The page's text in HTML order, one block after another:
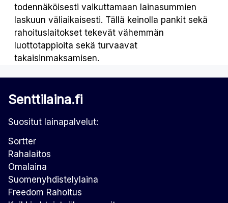
todennäköisesti vaikuttamaan lainasummien
laskuun väliaikaisesti. Tällä keinolla pankit sekä
rahoituslaitokset tekevät vähemmän
luottotappioita sekä turvaavat
takaisinmaksamisen.
Senttilaina.fi
Suositut lainapalvelut:
Sortter
Rahalaitos
Omalaina
Suomenyhdistelylaina
Freedom Rahoitus